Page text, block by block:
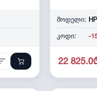
მოდელი:
კოდი: -
22